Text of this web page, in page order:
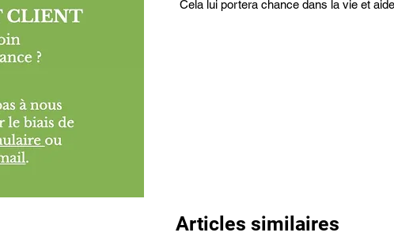
Cela lui portera chance dans la vie et
Articles similaires